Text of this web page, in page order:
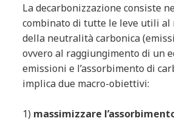
La decarbonizzazione consiste
combinato di tutte le leve utili al
della neutralità carbonica
ovvero al raggiungimento di un
emissioni e l’assorbimento di
implica due macro-obiettivi:
1) massimizzare